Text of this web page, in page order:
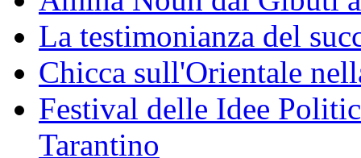
La testimonianza del
Chicca sull'Orientale
Festival delle Idee
Tarantino